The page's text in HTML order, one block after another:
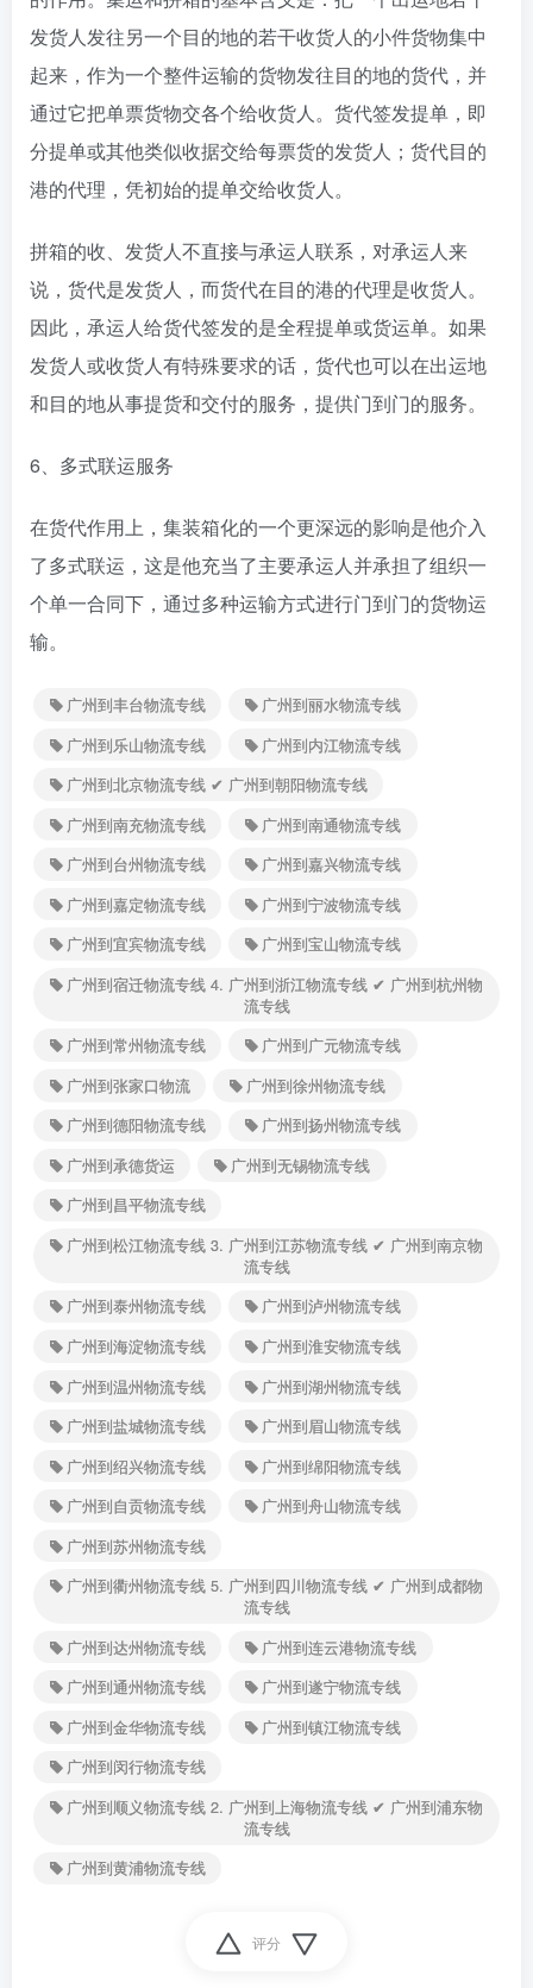
发货人发往另一个目的地的若干收货人的小件货物集中
起来，作为一个整件运输的货物发往目的地的货代，并
通过它把单票货物交各个给收货人。货代签发提单，即
分提单或其他类似收据交给每票货的发货人；货代目的
港的代理，凭初始的提单交给收货人。
拼箱的收、发货人不直接与承运人联系，对承运人来
说，货代是发货人，而货代在目的港的代理是收货人。
因此，承运人给货代签发的是全程提单或货运单。如果
发货人或收货人有特殊要求的话，货代也可以在出运地
和目的地从事提货和交付的服务，提供门到门的服务。
6、多式联运服务
在货代作用上，集装箱化的一个更深远的影响是他介入
了多式联运，这是他充当了主要承运人并承担了组织一
个单一合同下，通过多种运输方式进行门到门的货物运
输。
广州到丰台物流专线
广州到丽水物流专线
广州到乐山物流专线
广州到内江物流专线
广州到北京物流专线 ✔ 广州到朝阳物流专线
广州到南充物流专线
广州到南通物流专线
广州到台州物流专线
广州到嘉兴物流专线
广州到嘉定物流专线
广州到宁波物流专线
广州到宜宾物流专线
广州到宝山物流专线
广州到宿迁物流专线 4. 广州到浙江物流专线 ✔ 广州到杭州物
流专线
广州到常州物流专线
广州到广元物流专线
广州到张家口物流
广州到徐州物流专线
广州到德阳物流专线
广州到扬州物流专线
广州到承德货运
广州到无锡物流专线
广州到昌平物流专线
广州到松江物流专线 3. 广州到江苏物流专线 ✔ 广州到南京物
流专线
广州到泰州物流专线
广州到泸州物流专线
广州到海淀物流专线
广州到淮安物流专线
广州到温州物流专线
广州到湖州物流专线
广州到盐城物流专线
广州到眉山物流专线
广州到绍兴物流专线
广州到绵阳物流专线
广州到自贡物流专线
广州到舟山物流专线
广州到苏州物流专线
广州到衢州物流专线 5. 广州到四川物流专线 ✔ 广州到成都物
流专线
广州到达州物流专线
广州到连云港物流专线
广州到通州物流专线
广州到遂宁物流专线
广州到金华物流专线
广州到镇江物流专线
广州到闵行物流专线
广州到顺义物流专线 2. 广州到上海物流专线 ✔ 广州到浦东物
流专线
广州到黄浦物流专线
评分